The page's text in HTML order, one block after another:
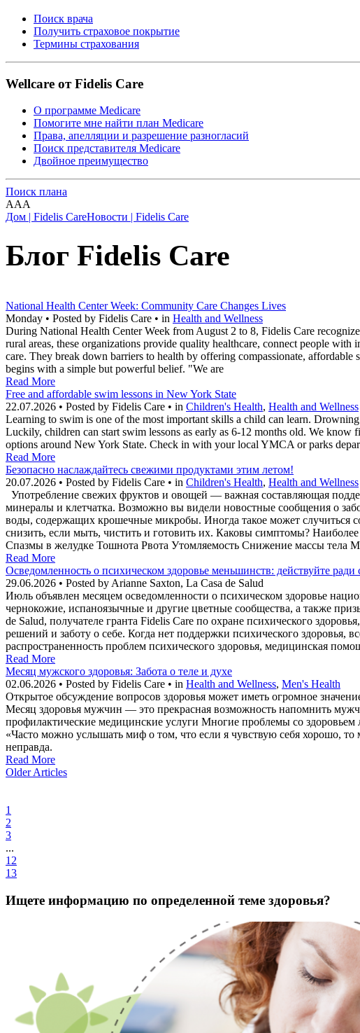
Поиск врача
Получить страховое покрытие
Термины страхования
Wellcare от Fidelis Care
О программе Medicare
Помогите мне найти план Medicare
Права, апелляции и разрешение разногласий
Поиск представителя Medicare
Двойное преимущество
Поиск плана
AAA
Дом | Fidelis CareНовости | Fidelis Care
Блог Fidelis Care
National Health Center Week: Community Care Changes Lives
Monday • Posted by Fidelis Care • in Health and Wellness
During National Health Center Week from August 2 to 8, Fidelis Care
rural areas, these organizations provide quality healthcare, connect people
care. They break down barriers to health by offering compassionate,
begins with a simple but powerful belief. "We are
Read More
Free and affordable swim lessons in New York State
22.07.2026 • Posted by Fidelis Care • in Children's Health, Health and Wellness
Learning to swim is one of the most important skills a child can learn.
Luckily, children can start swim lessons as early as 6-12 months old. We
options around New York State. Check in with your local YMCA or parks
Read More
Безопасно наслаждайтесь свежими продуктами этим летом!
20.07.2026 • Posted by Fidelis Care • in Children's Health, Health and Wellness
Употребление свежих фруктов и овощей — важная составляющая
минералы и клетчатка. Возможно вы видели новостные сообщения о
воды, содержащих крошечные микробы. Иногда такое может
снизить, если мыть, чистить и готовить их. Каковы симптомы?
Спазмы в желудке Тошнота Рвота Утомляемость Снижение массы
Read More
Осведомленность о психическом здоровье меньшинств: действуйте ради
29.06.2026 • Posted by Arianne Saxton, La Casa de Salud
Июль объявлен месяцем осведомленности о психическом здоровье
чернокожие, испаноязычные и другие цветные сообщества, а также
de Salud, получателе гранта Fidelis Care по охране психического
решений и заботу о себе. Когда нет поддержки психического здоровья,
распространенность проблем психического здоровья, медицинская
Read More
Месяц мужского здоровья: Забота о теле и духе
02.06.2026 • Posted by Fidelis Care • in Health and Wellness, Men's Health
Открытое обсуждение вопросов здоровья может иметь огромное
Месяц здоровья мужчин — это прекрасная возможность напомнить
профилактические медицинские услуги Многие проблемы со
«Часто можно услышать миф о том, что если я чувствую себя хорошо,
неправда.
Read More
Older Articles
1
2
3
...
12
13
Ищете информацию по определенной теме здоровья?